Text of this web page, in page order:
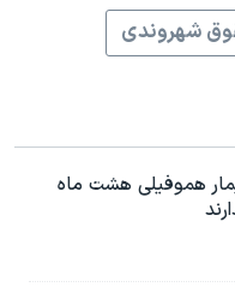
شهروندی
هموفیلی هشت ماه